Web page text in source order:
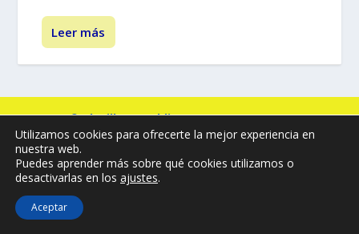
Leer más
© -by illescasaldia-Team - 2013 - 2025
Política de privacidad
Política de cookies
Más información sobre las cookies
Utilizamos cookies para ofrecerte la mejor experiencia en
nuestra web.
Puedes aprender más sobre qué cookies utilizamos o
desactivarlas en los ajustes.
Aceptar